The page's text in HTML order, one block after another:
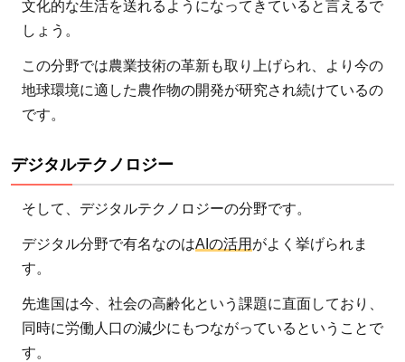
文化的な生活を送れるようになってきていると言えるで
しょう。
この分野では農業技術の革新も取り上げられ、より今の
地球環境に適した農作物の開発が研究され続けているの
です。
デジタルテクノロジー
そして、デジタルテクノロジーの分野です。
デジタル分野で有名なのはAIの活用 がよく挙げられま
す。
先進国は今、社会の高齢化という課題に直面しており、
同時に労働人口の減少にもつながっているということで
す。